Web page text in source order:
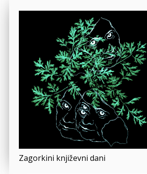
Zagorkini književni dani